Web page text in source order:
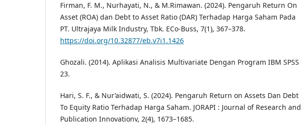
Firman, F. M., Nurhayati, N., & M.Rimawan. (2024). Pengaruh Return On
Asset (ROA) dan Debt to Asset Ratio (DAR) Terhadap Harga Saham Pada
PT. Ultrajaya Milk Industry, Tbk. ECo-Buss, 7(1), 367–378.
https://doi.org/10.32877/eb.v7i1.1426
Ghozali. (2014). Aplikasi Analisis Multivariate Dengan Program IBM SPSS
23.
Hari, S. F., & Nur’aidwati, S. (2024). Pengaruh Return on Assets Dan Debt
To Equity Ratio Terhadap Harga Saham. JORAPI : Journal of Research and
Publication Innovationv, 2(4), 1673–1685.